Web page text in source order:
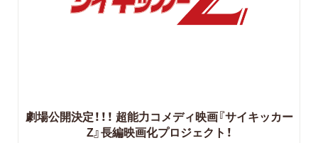
劇場公開決定！！！ 超能力コメディ映画『サイキッカー
Z』長編映画化プロジェクト！